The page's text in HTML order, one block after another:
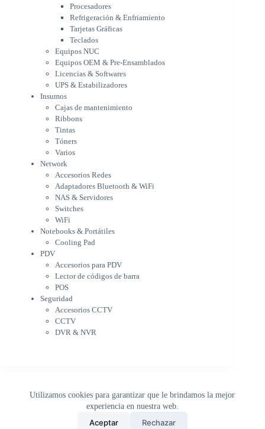
Utilizamos cookies para garantizar que le brindamos la mejor
experiencia en nuestra web.
Aceptar Rechazar
Equipos OEM & Pre-Ensamblados
Licencias & Softwares
UPS & Estabilizadores
Insumos
Cajas de mantenimiento
Ribbons
Tintas
Tóners
Varios
Network
Accesorios Redes
Adaptadores Bluetooth & WiFi
NAS & Servidores
Switches
WiFi
Notebooks & Portátiles
Cargador para notebook
Cooling Pad
PDV
Accesorios para PDV
Lector de códigos de barra
POS
Seguridad
Accesorios CCTV
CCTV
DVR & NVR
Sin categorizar
Procesadores
Refrigeración & Enfriamiento
Tarjetas Gráficas
Teclados
Equipos NUC
Equipos OEM & Pre-Ensamblados
Licencias & Softwares
UPS & Estabilizadores
Insumos
Cajas de mantenimiento
Ribbons
Tintas
Tóners
Varios
Network
Accesorios Redes
Adaptadores Bluetooth & WiFi
NAS & Servidores
Switches
WiFi
Notebooks & Portátiles
Cooling Pad
PDV
Accesorios para PDV
Lector de códigos de barra
POS
Seguridad
Accesorios CCTV
CCTV
DVR & NVR